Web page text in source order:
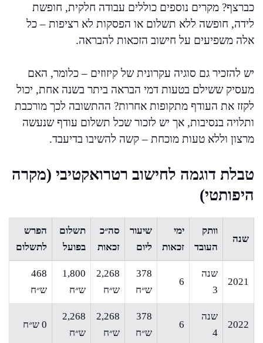
כברצף? מקרים נוספים כוללים עבודה חלקית, חופשת
לידה, חופשה ללא תשלום או הפסקות לא רציפות – כל
אלה משפיעים על חישוב הזכאות להבראה.
יש להזכיר גם סוגיה עקרונית של קיזוזים – כלומר, האם
מעסיק ששילם בטעות דמי הבראה ביתר בשנה אחת, יכול
לקזז את העודף מתקופות אחרות? ההתשובה לכך מורכבת
ותלויה בנסיבות, אך יש לזכור שכל תשלום עודף שנעשה
מרצון וללא טעות מוכחת – קשה להשיבו בדיעבד.
טבלת דוגמה לחישוב רטרואקטיבי (מקרה
היפותטי)
שנה
וותק
העובד
ימי
זכאות
שיעור
ליום
סה״כ
זכאות
תשלום
בפועל
הפרש
לתשלום
2021
שנה
3
6
378
ש״ח
2,268
ש״ח
1,800
ש״ח
468
ש״ח
2022
שנה
4
6
378
ש״ח
2,268
ש״ח
2,268
ש״ח
0 ש״ח